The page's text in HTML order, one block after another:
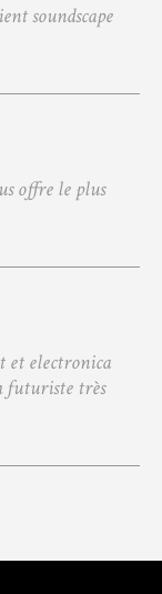
soundscape
offre le plus
et electronica
futuriste très